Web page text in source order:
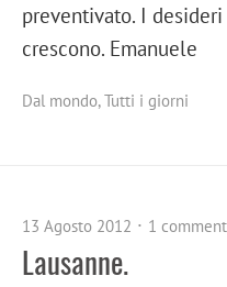
preventivato. I
crescono. Emanuele
Dal mondo,Tutti i giorni
13 Agosto 2012 1
Lausanne.